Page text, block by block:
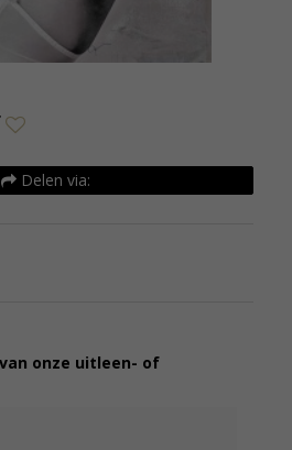
Delen via:
onze uitleen- of